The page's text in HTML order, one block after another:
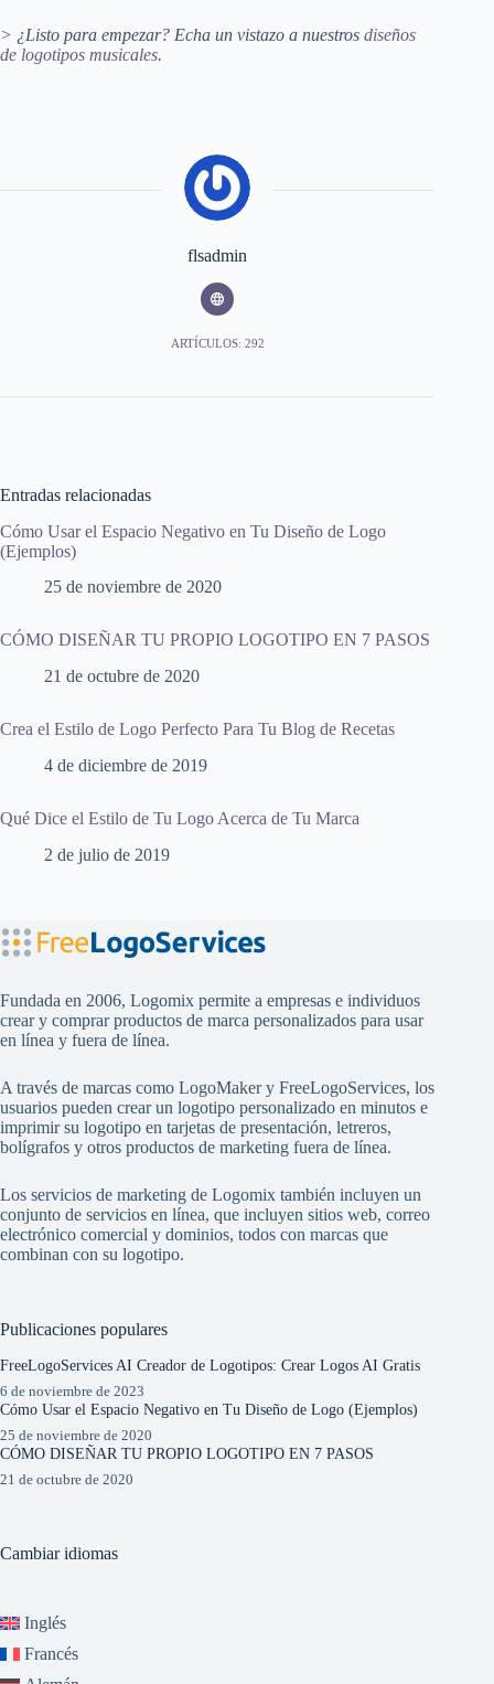
> ¿Listo para empezar? Echa un vistazo a nuestros diseños
de logotipos musicales.
flsadmin
ARTÍCULOS: 292
Entradas relacionadas
Cómo Usar el Espacio Negativo en Tu Diseño de Logo
(Ejemplos)
25 de noviembre de 2020
CÓMO DISEÑAR TU PROPIO LOGOTIPO EN 7 PASOS
21 de octubre de 2020
Crea el Estilo de Logo Perfecto Para Tu Blog de Recetas
4 de diciembre de 2019
Qué Dice el Estilo de Tu Logo Acerca de Tu Marca
2 de julio de 2019
Fundada en 2006, Logomix permite a empresas e individuos
crear y comprar productos de marca personalizados para usar
en línea y fuera de línea.
A través de marcas como LogoMakery FreeLogoServices, los
usuarios pueden crear un logotipo personalizado en minutos e
imprimir su logotipo en tarjetas de presentación, letreros,
bolígrafos y otros productos de marketing fuera de línea.
Los servicios de marketing de Logomix también incluyen un
conjunto de servicios en línea, que incluyen sitios web, correo
electrónico comercial y dominios, todos con marcas que
combinan con su logotipo.
Publicaciones populares
FreeLogoServices AI Creador de Logotipos: Crear Logos AI Gratis
6 de noviembre de 2023
Cómo Usar el Espacio Negativo en Tu Diseño de Logo (Ejemplos)
25 de noviembre de 2020
CÓMO DISEÑAR TU PROPIO LOGOTIPO EN 7 PASOS
21 de octubre de 2020
Cambiar idiomas
Inglés
Francés